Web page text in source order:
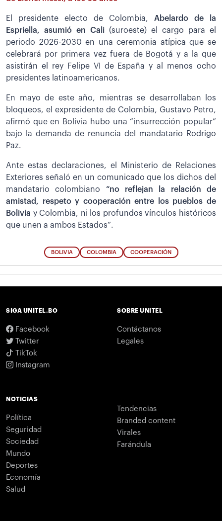
El presidente electo de Colombia, Abelardo de la
Espriella, asumió en Cali (suroeste) el cargo para el
periodo 2026-2030 en una ceremonia atípica que se
celebrará por primera vez fuera de Bogotá y a la que
asistirán el rey Felipe VI de España y al menos ocho
presidentes latinoamericanos.
En mayo de este año, mientras se desarrollaban los
bloqueos, el expresidente de Colombia, Gustavo Petro,
afirmó que en Bolivia hubo una “insurrección popular”
bajo la demanda de renuncia del mandatario Rodrigo
Paz.
Ante estas declaraciones, el Ministerio de Relaciones
Exteriores señaló en un comunicado que los dichos del
mandatario colombiano “no reflejan la relación de
amistad, respeto y cooperación entre los pueblos de
Bolivia y Colombia, ni los profundos vínculos históricos
que unen a ambos Estados”.
BOLIVIA COLOMBIA COOPERACIÓN
SIGA UNITEL.BO
Facebook
Twitter
TikTok
Instagram
SOBRE UNITEL
Contáctanos
Legales
NOTICIAS
Política
Seguridad
Sociedad
Mundo
Deportes
Economía
Salud
Tendencias
Branded content
Virales
Farándula